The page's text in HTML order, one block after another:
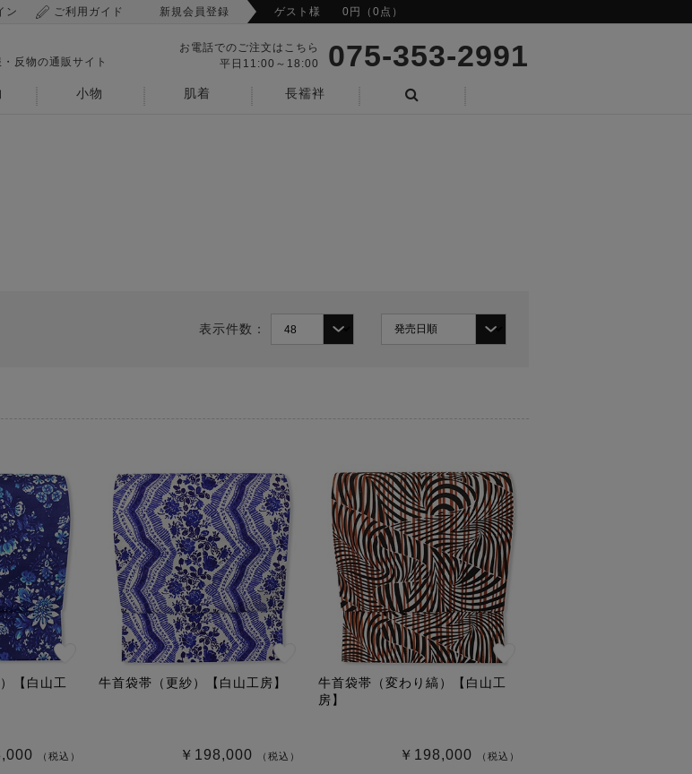
ン ご利用ガイド 新規会員登録 ゲスト様 0円（0点）
反物の通販サイト
お電話でのご注文はこちら
平日11:00～18:00
075-353-2991
小物 肌着
長襦袢
表示件数：
【白山工
（税込）
牛首袋帯（更紗）【白山工房】
￥198,000 （税込）
牛首袋帯（変わり縞）【白山工
房】
￥198,000 （税込）